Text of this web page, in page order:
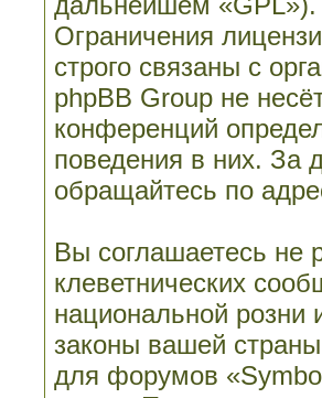
Ограничения
строго связаны с
phpBB Group не
конференций
поведения в них. За
обращайтесь по
Вы соглашаетесь не
клеветнических
национальной розни
законы вашей
для форумов